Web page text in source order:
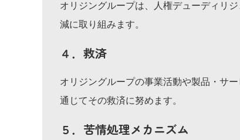
オリジングループは、人権デューディリ
減に取り組みます。
４．救済
オリジングループの事業活動や製品・サ
通じてその救済に努めます。
５．苦情処理メカニズム